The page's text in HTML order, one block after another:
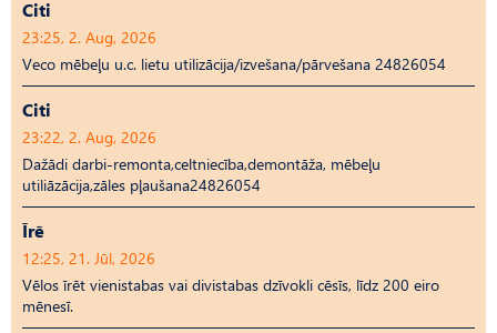
Citi
23:25, 2. Aug, 2026
Veco mēbeļu u.c. lietu utilizācija/izvešana/pārvešana 24826054
Citi
23:22, 2. Aug, 2026
Dažādi darbi-remonta,celtniecība,demontāža, mēbeļu
utiliāzācija,zāles pļaušana24826054
Īrē
12:25, 21. Jūl, 2026
Vēlos īrēt vienistabas vai divistabas dzīvokli cēsīs, līdz 200 eiro
mēnesī.